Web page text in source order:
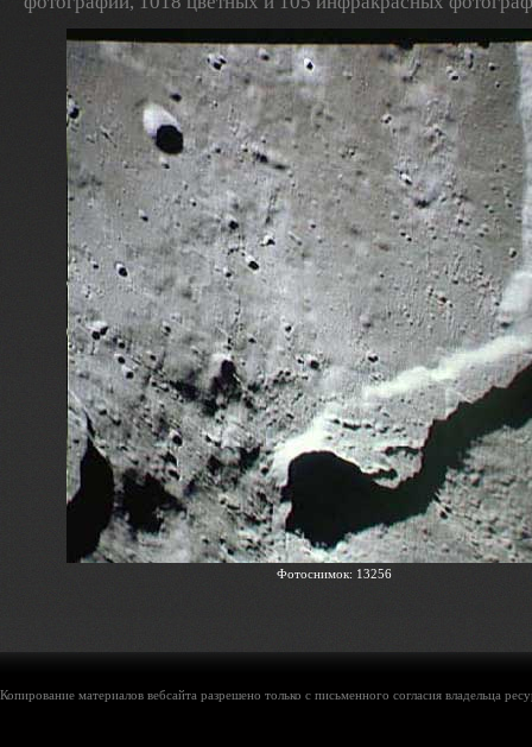
Фотоснимок: 13256
Копирование материалов вебсайта разрешено только с письменного согласия владельца